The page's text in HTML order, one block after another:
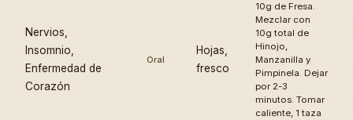
Nervios,
Insomnio,
Enfermedad de
Corazón
Oral
Hojas,
fresco
10g de Fresa.
Mezclar con
10g total de
Hinojo,
Manzanilla y
Pimpinela. Dejar
por 2-3
minutos. Tomar
caliente, 1 taza